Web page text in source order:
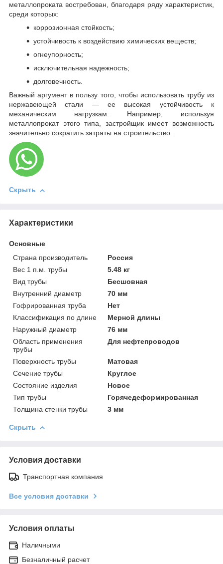
металлопроката востребован, благодаря ряду характеристик,
среди которых:
коррозионная стойкость;
устойчивость к воздействию химических веществ;
огнеупорность;
исключительная надежность;
долговечность.
Важный аргумент в пользу того, чтобы использовать трубу из
нержавеющей стали — ее высокая устойчивость к
механическим нагрузкам. Например, используя
металлопрокат этого типа, застройщик имеет возможность
значительно сократить затраты на строительство.
Скрыть
Характеристики
Основные
Страна производитель
Россия
Вес 1 п.м. трубы
5.48 кг
Вид трубы
Бесшовная
Внутренний диаметр
70 мм
Гофрированная труба
Нет
Классификация по длине
Мерной длины
Наружный диаметр
76 мм
Область применения
трубы
Для нефтепроводов
Поверхность трубы
Матовая
Сечение трубы
Круглое
Состояние изделия
Новое
Тип трубы
Горячедеформированная
Толщина стенки трубы
3 мм
Скрыть
Условия доставки
Транспортная компания
Все условия доставки
Условия оплаты
Наличными
Безналичный расчет